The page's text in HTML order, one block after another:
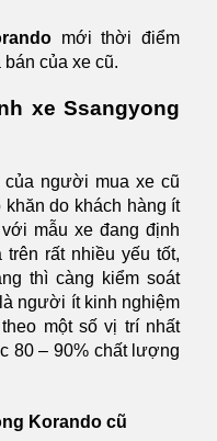
mới thời điểm
của xe cũ.
xe Ssangyong
người mua xe cũ
khăn do khách hàng ít
mẫu xe đang định
rất nhiều yếu tốt,
thì càng kiểm soát
người ít kinh nghiệm
một số vị trí nhất
80 – 90% chất lượng
Korando cũ